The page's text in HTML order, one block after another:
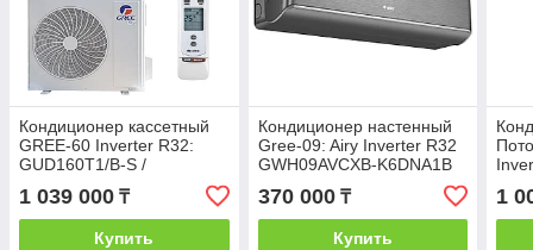
Кондиционер кассетный
GREE-60 Inverter R32:
GUD160T1/B-S /
GUD160W1/NhB-S (без
соединительной
инсталляции)
1 039 000 ₸
Купить
Кондиционер настенный
Gree-09: Airy Inverter R32
GWH09AVCXB-K6DNA1B
(без соединительной
инсталляции, Wi-Fi)
370 000₸
Купить
/1